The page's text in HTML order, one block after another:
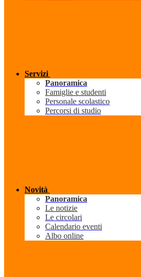
Servizi
Panoramica
Famiglie e studenti
Personale scolastico
Percorsi di studio
Novità
Panoramica
Le notizie
Le circolari
Calendario eventi
Albo online